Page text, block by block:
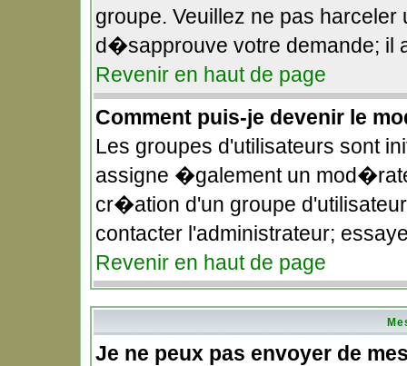
groupe. Veuillez ne pas
d�sapprouve votre demande; il
Revenir en haut de page
Comment puis-je devenir le
Les groupes d'utilisateurs sont
assigne �galement un
cr�ation d'un groupe
contacter l'administrateur;
Revenir en haut de page
Je ne peux pas envoyer de